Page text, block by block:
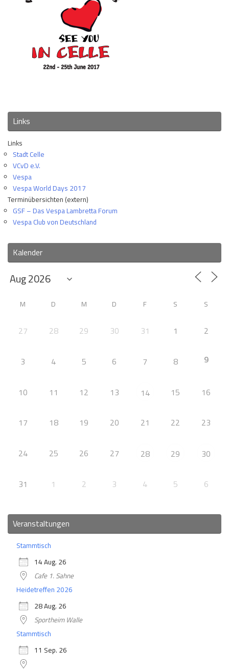
Links
Links
Stadt Celle
VCvD e.V.
Vespa
Vespa World Days 2017
Terminübersichten (extern)
GSF – Das Vespa Lambretta Forum
Vespa Club von Deutschland
Kalender
M D M D F S S
27 28 29 30 31 1 2
3 4 5 6 7 8 9
10 11 12 13 14 15 16
17 18 19 20 21 22 23
24 25 26 27 28 29 30
31 1 2 3 4 5 6
Veranstaltungen
Stammtisch
14 Aug. 26
Cafe 1. Sahne
Heidetreffen 2026
28 Aug. 26
Sportheim Walle
Stammtisch
11 Sep. 26